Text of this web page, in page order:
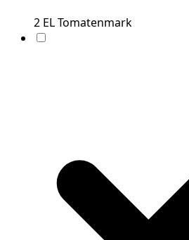
2 ELTomatenmark